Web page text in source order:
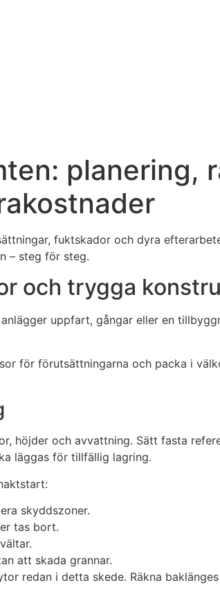
planering,
fuktskador och dyra
– steg för steg.
och trygga
uppfart, gångar eller en
för förutsättningarna och packa i
höjder och avvattning. Sätt fasta
läggas för tillfällig lagring.
skyddszoner.
tas bort.
att skada grannar.
redan i detta skede. Räkna